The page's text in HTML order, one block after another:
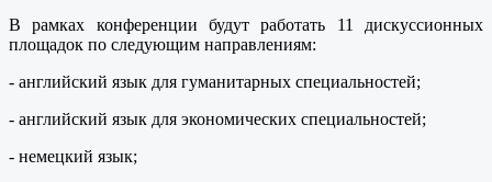
В рамках конференции будут работать 11 дискуссионных
площадок по следующим направлениям:
- английский язык для гуманитарных специальностей;
- английский язык для экономических специальностей;
- немецкий язык;